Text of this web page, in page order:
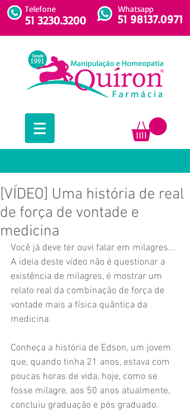
51 3230.3200
Telefone
51 98137.0971
Whatsapp
[VÍDEO] Uma história de real
de força de vontade e
medicina
Você já deve ter ouvi falar em milagres...
A ideia deste vídeo não é questionar a
existência de milagres, é mostrar um
relato real da combinação de força de
vontade mais a física quântica da
medicina.
Conheça a história de Edson, um jovem
que, quando tinha 21 anos, estava com
poucas horas de vida, hoje, como se
fosse milagre, aos 50 anos atualmente,
concluiu graduação e pós graduado.